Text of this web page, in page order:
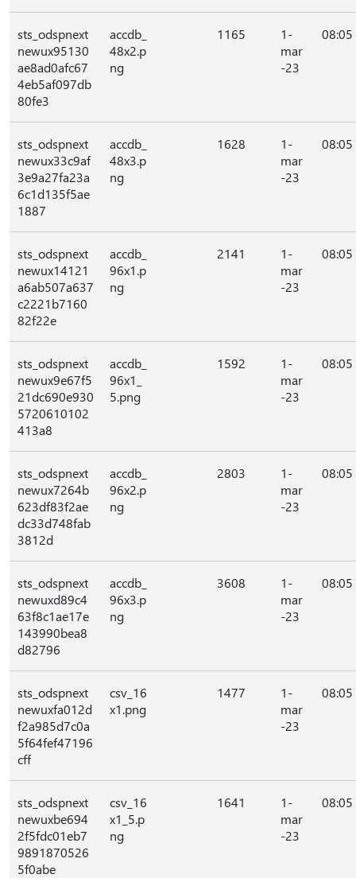
sts_odspnext
newux95130
ae8ad0afc67
4eb5af097db
80fe3
accdb_
48x2.p
ng
1165
1-
mar
-23
08:05
sts_odspnext
newux33c9af
3e9a27fa23a
6c1d135f5ae
1887
accdb_
48x3.p
ng
1628
1-
mar
-23
08:05
sts_odspnext
newux14121
a6ab507a637
c2221b7160
82f22e
accdb_
96x1.p
ng
2141
1-
mar
-23
08:05
sts_odspnext
newux9e67f5
21dc690e930
5720610102
413a8
accdb_
96x1_
5.png
1592
1-
mar
-23
08:05
sts_odspnext
newux7264b
623df83f2ae
dc33d748fab
3812d
accdb_
96x2.p
ng
2803
1-
mar
-23
08:05
sts_odspnext
newuxd89c4
63f8c1ae17e
143990bea8
d82796
accdb_
96x3.p
ng
3608
1-
mar
-23
08:05
sts_odspnext
newuxfa012d
f2a985d7c0a
5f64fef47196
cff
csv_16
x1.png
1477
1-
mar
-23
08:05
sts_odspnext
newuxbe694
2f5fdc01eb7
9891870526
5f0abe
csv_16
x1_5.p
ng
1641
1-
mar
-23
08:05